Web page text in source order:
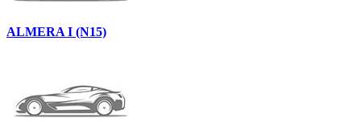
ALMERA I (N15)